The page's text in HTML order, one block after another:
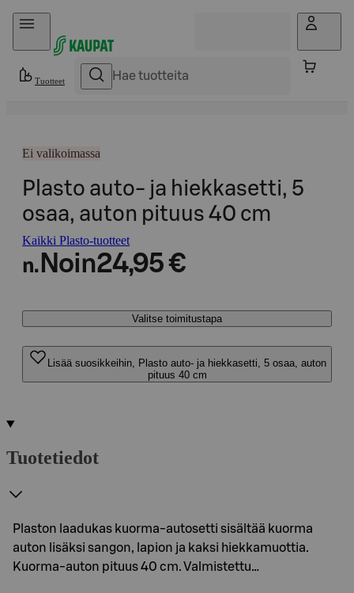
Hyppää sisältöön
Tuotteet
Ei valikoimassa
Plasto auto- ja hiekkasetti, 5
osaa, auton pituus 40 cm
Kaikki Plasto-tuotteet
n. Noin24,95 €
Valitse toimitustapa
Lisää suosikkeihin, Plasto auto- ja hiekkasetti, 5 osaa, auton
pituus 40 cm
Tuotetiedot
Plaston laadukas kuorma-autosetti sisältää kuorma
auton lisäksi sangon, lapion ja kaksi hiekkamuottia.
Kuorma-auton pituus 40 cm. Valmistettu…